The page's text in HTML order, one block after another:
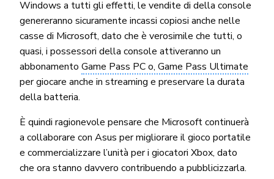
Windows a tutti gli effetti, le vendite di della console
genereranno sicuramente incassi copiosi anche nelle
casse di Microsoft, dato che è verosimile che tutti, o
quasi, i possessori della console attiveranno un
abbonamento Game Pass PC o, Game Pass Ultimate
per giocare anche in streaming e preservare la durata
della batteria.
È quindi ragionevole pensare che Microsoft continuerà
a collaborare con Asus per migliorare il gioco portatile
e commercializzare l’unità per i giocatori Xbox, dato
che ora stanno davvero contribuendo a pubblicizzarla.